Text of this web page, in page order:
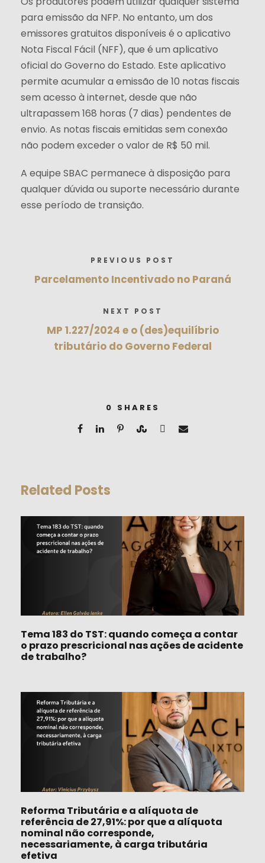
para emissão da NFP. No entanto, um dos
emissores gratuitos disponíveis é o aplicativo
Nota Fiscal Fácil (NFF), que é um aplicativo
oficial do Governo do Estado. Este aplicativo
permite acumular a emissão de 10 notas fiscais
sem acesso à internet, desde que não
ultrapassem 168 horas (7 dias) pendentes de
envio. As notas fiscais emitidas sem conexão
não podem exceder o valor de R$ 50 mil.
A equipe SBAC permanece à disposição para
qualquer dúvida ou suporte necessário durante
esse período de transição.
PREVIOUS POST
Parcelamento Incentivado no Paraná
NEXT POST
MP 1.227/2024 e o (des)equilíbrio
tributário do Governo Federal
0 SHARES
Related Posts
Tema 183 do TST: quando começa a contar
o prazo prescricional nas ações de acidente
de trabalho?
Reforma Tributária e a alíquota de
referência de 27,91%: por que a alíquota
nominal não corresponde,
necessariamente, à carga tributária
efetiva